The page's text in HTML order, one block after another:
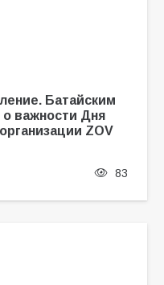
Батайским
о важности Дня
ZOV
83